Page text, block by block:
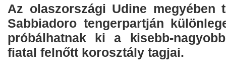
Az olaszországi Udine megyében
Sabbiadoro tengerpartján
próbálhatnak ki a kisebb-
fiatal felnőtt korosztály tagjai.